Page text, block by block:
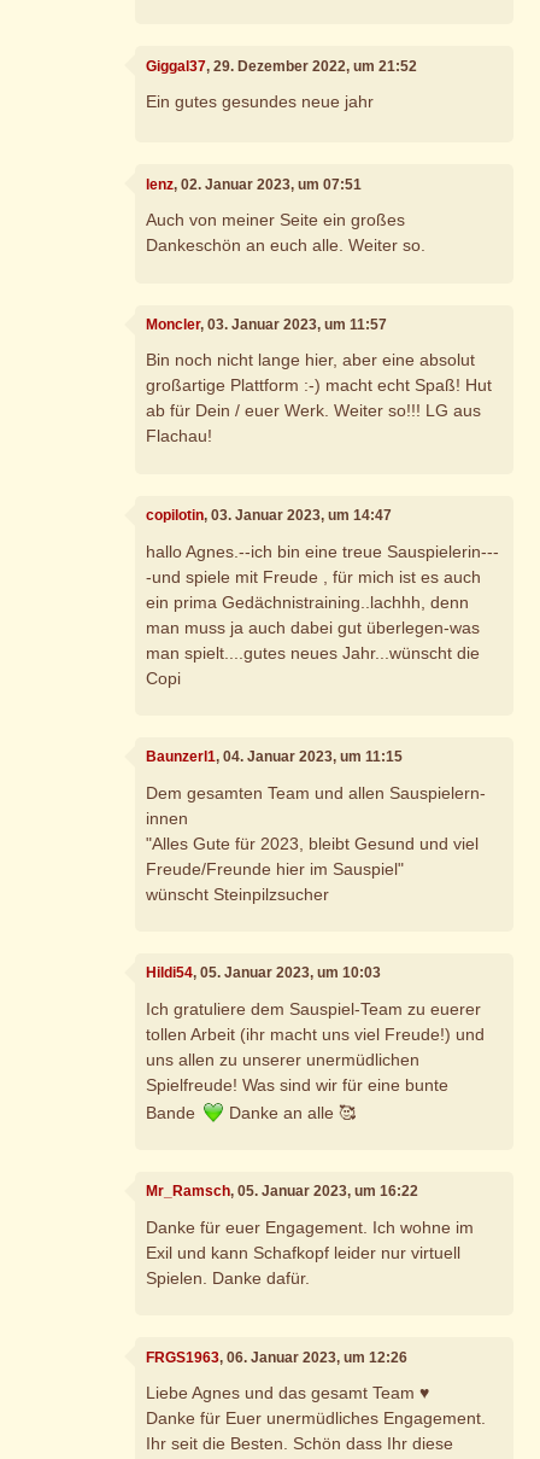
Giggal37, 29. Dezember 2022, um 21:52
Ein gutes gesundes neue jahr
lenz, 02. Januar 2023, um 07:51
Auch von meiner Seite ein großes
Dankeschön an euch alle. Weiter so.
Moncler, 03. Januar 2023, um 11:57
Bin noch nicht lange hier, aber eine absolut
großartige Plattform :-) macht echt Spaß! Hut
ab für Dein / euer Werk. Weiter so!!! LG aus
Flachau!
copilotin, 03. Januar 2023, um 14:47
hallo Agnes.--ich bin eine treue Sauspielerin---
-und spiele mit Freude , für mich ist es auch
ein prima Gedächnistraining..lachhh, denn
man muss ja auch dabei gut überlegen-was
man spielt....gutes neues Jahr...wünscht die
Copi
Baunzerl1, 04. Januar 2023, um 11:15
Dem gesamten Team und allen Sauspielern-
innen
"Alles Gute für 2023, bleibt Gesund und viel
Freude/Freunde hier im Sauspiel"
wünscht Steinpilzsucher
Hildi54, 05. Januar 2023, um 10:03
Ich gratuliere dem Sauspiel-Team zu euerer
tollen Arbeit (ihr macht uns viel Freude!) und
uns allen zu unserer unermüdlichen
Spielfreude! Was sind wir für eine bunte
Bande
Danke an alle 🥰
Mr_Ramsch, 05. Januar 2023, um 16:22
Danke für euer Engagement. Ich wohne im
Exil und kann Schafkopf leider nur virtuell
Spielen. Danke dafür.
FRGS1963, 06. Januar 2023, um 12:26
Liebe Agnes und das gesamt Team ♥
Danke für Euer unermüdliches Engagement.
Ihr seit die Besten. Schön dass Ihr diese